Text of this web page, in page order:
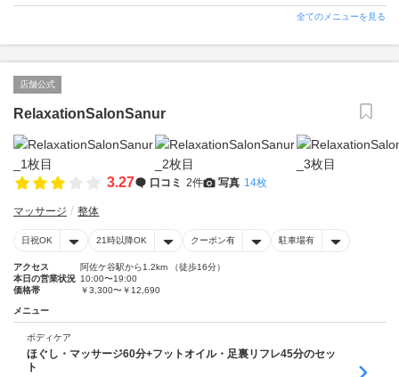
全てのメニューを見る
店舗公式
RelaxationSalonSanur
3.27 口コミ 2件 写真 14枚
マッサージ 整体
日祝OK 21時以降OK クーポン有 駐車場有
アクセス
阿佐ケ谷駅から1.2km （徒歩16分）
本日の営業状況 10:00〜19:00
価格帯
￥3,300〜￥12,690
メニュー
ボディケア
ほぐし・マッサージ60分+フットオイル・足裏リフレ45分のセッ
ト